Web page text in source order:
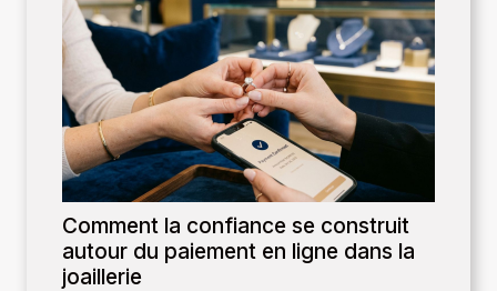
Comment la confiance se construit
autour du paiement en ligne dans la
joaillerie